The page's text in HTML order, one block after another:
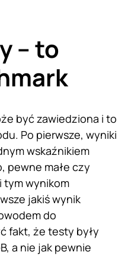
– to
być zawiedziona i to
Po pierwsze, wyniki
wskaźnikiem
pewne małe czy
tym wynikom
jakiś wynik
do
fakt, że testy były
a nie jak pewnie